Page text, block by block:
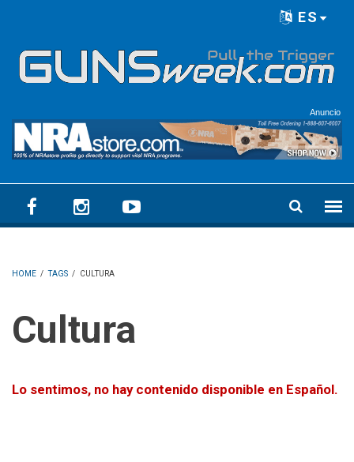
ES
Anuncio
HOME / TAGS / CULTURA
Cultura
Lo sentimos, no hay contenido disponible en Español.